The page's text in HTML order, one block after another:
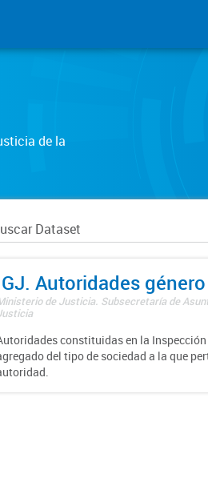
de la
Autoridades género
de Justicia. Subsecretaría de
constituidas en la
del tipo de sociedad a la que